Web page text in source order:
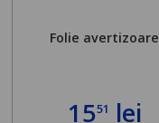
Folie avertizoare
1551 lei